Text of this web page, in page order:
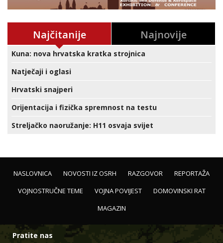
Najčitanije Najnovije
Kuna: nova hrvatska kratka strojnica
Natječaji i oglasi
Hrvatski snajperi
Orijentacija i fizička spremnost na testu
Streljačko naoružanje: H11 osvaja svijet
NASLOVNICA NOVOSTI IZ OSRH RAZGOVOR
REPORTAŽA
VOJNOSTRUČNE TEME
VOJNA POVIJEST
DOMOVINSKI RAT
MAGAZIN
Pratite nas